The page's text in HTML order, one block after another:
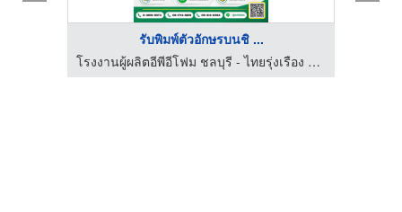
รับพิมพ์ตัวอักษรบนชิ ...
โรงงานผู้ผลิตอีพีอีโฟม ชลบุรี - ไทยรุ่งเรือง โฟม